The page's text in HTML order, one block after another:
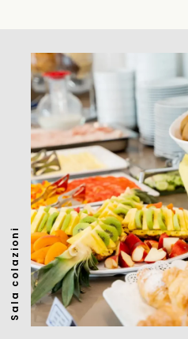
Sala colazioni